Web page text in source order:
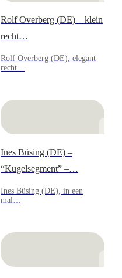
Rolf Overberg (DE) – klein
recht…
Rolf Overberg (DE), elegant
recht…
Ines Büsing (DE) –
“Kugelsegment” –…
Ines Büsing (DE), in een
mal…